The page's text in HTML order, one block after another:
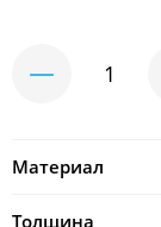
Материал
Толщина